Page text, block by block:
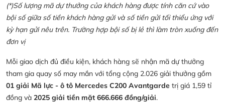
(*)Số lượng mã dự thưởng của khách hàng được tính căn cứ vào
bội số giữa số tiền khách hàng gửi và số tiền gửi tối thiểu ứng với
kỳ hạn gửi nêu trên. Trường hợp bội số bị lẻ thì làm tròn xuống đến
đơn vị
Mỗi giao dịch đủ điều kiện, khách hàng sẽ nhận mã dự thưởng
tham gia quay số may mắn với tổng cộng 2.026 giải thưởng gồm
01 giải Mã lực - ô tô Mercedes C200 Avantgarde trị giá 1,59 tỉ
đồng và 2025 giải tiền mặt 666.666 đồng/giải.